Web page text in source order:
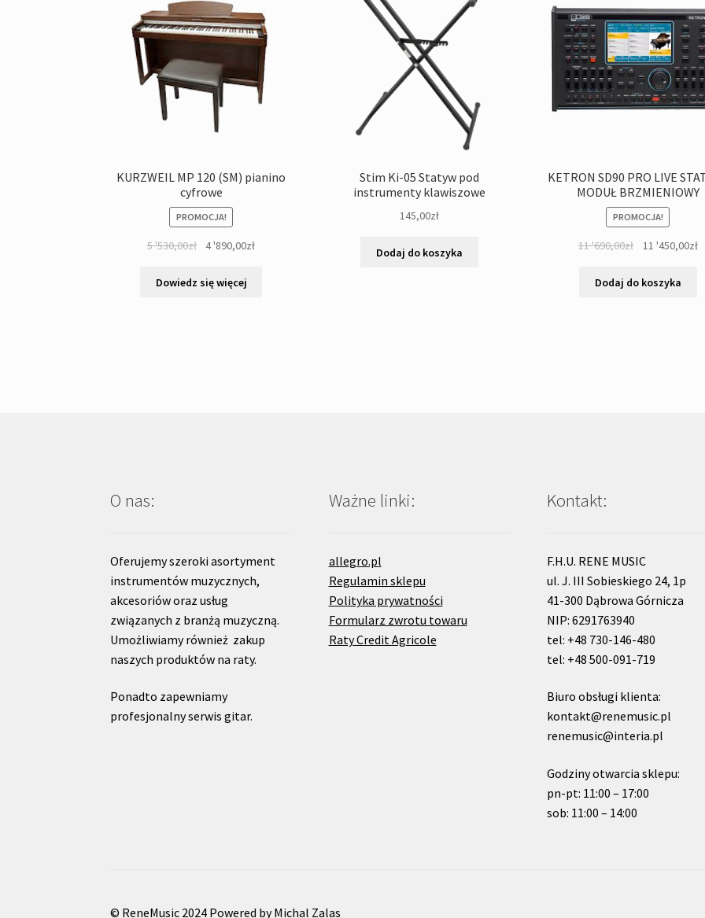
KURZWEIL MP 120 (SM) pianino
cyfrowe
PROMOCJA!
5 '530,00zł
Pierwotna
wynosiła:
4 '890,00złAktualna
Dowiedz się więcej
Stim Ki-05 Statyw pod
instrumenty klawiszowe
145,00zł
Dodaj do koszyka
KETRON SD90 PRO LIVE
MODUŁ BRZMIENIOWY
PROMOCJA!
11 '690,00zł
Pierwotna
wynosiła:
11 '450,00zł
Dodaj do koszyka
O nas:
Oferujemy szeroki asortyment
instrumentów muzycznych,
akcesoriów oraz usług
związanych z branżą muzyczną.
Umożliwiamy również zakup
naszych produktów na raty.
Ponadto zapewniamy
profesjonalny serwis gitar.
Ważne linki:
allegro.pl
Regulamin sklepu
Polityka prywatności
Formularz zwrotu towaru
Raty Credit Agricole
Kontakt:
F.H.U. RENE MUSIC
ul. J. III Sobieskiego 24, 1p
41-300 Dąbrowa Górnicza
NIP: 6291763940
tel: +48 730-146-480
tel: +48 500-091-719
Biuro obsługi klienta:
kontakt@renemusic.pl
renemusic@interia.pl
Godziny otwarcia sklepu:
pn-pt: 11:00 – 17:00
sob: 11:00 – 14:00
© ReneMusic 2024 Powered by Michal Zalas